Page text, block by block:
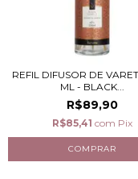
REFIL DIFUSOR DE
ML - BLACK...
R$89,90
R$85,41 com Pix